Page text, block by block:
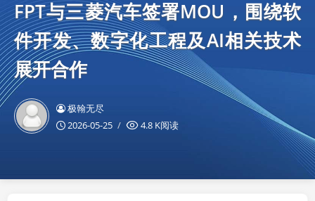
FPT与三菱汽车签署MOU，围绕软
件开发、数字化工程及AI相关技术
展开合作
极翰无尽
2026-05-25
4.8 K阅读